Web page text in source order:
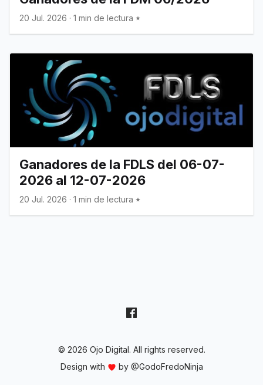
20 Jul. 2026 · 1 min de lectura
Ganadores de la FDLS del 06-07-
2026 al 12-07-2026
20 Jul. 2026 · 1 min de lectura
© 2026 Ojo Digital. All rights reserved.
Design with
by @GodoFredoNinja